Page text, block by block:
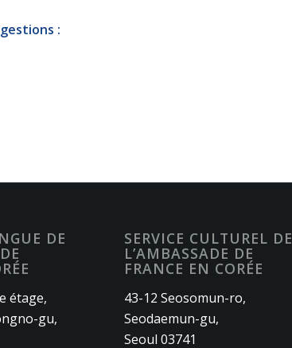
:
DE
étage,
gu,
SERVICE CULTUREL DE
L’AMBASSADE DE
FRANCE EN CORÉE
43-12 Seosomun-ro,
Seodaemun-gu,
Seoul 03741